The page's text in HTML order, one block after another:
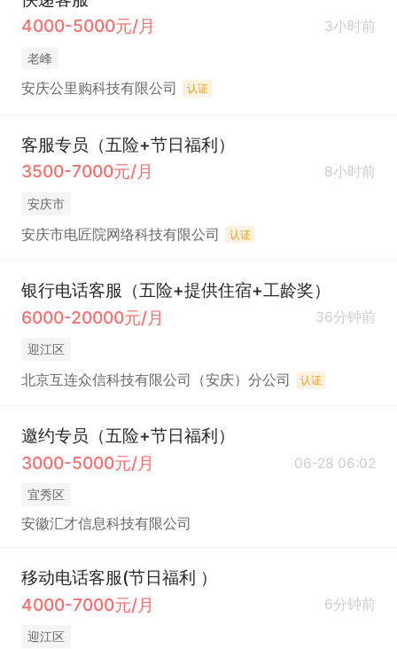
4000-5000元/月
3小时前
老峰
安庆公里购科技有限公司 认证
客服专员（五险+节日福利）
3500-7000元/月
8小时前
安庆市
安庆市电匠院网络科技有限公司 认证
银行电话客服（五险+提供住宿+工龄奖）
6000-20000元/月
36分钟前
迎江区
北京互连众信科技有限公司（安庆）分公司 认证
邀约专员（五险+节日福利）
3000-5000元/月
06-28 06:02
宜秀区
安徽汇才信息科技有限公司
移动电话客服(节日福利 ）
4000-7000元/月
6分钟前
迎江区